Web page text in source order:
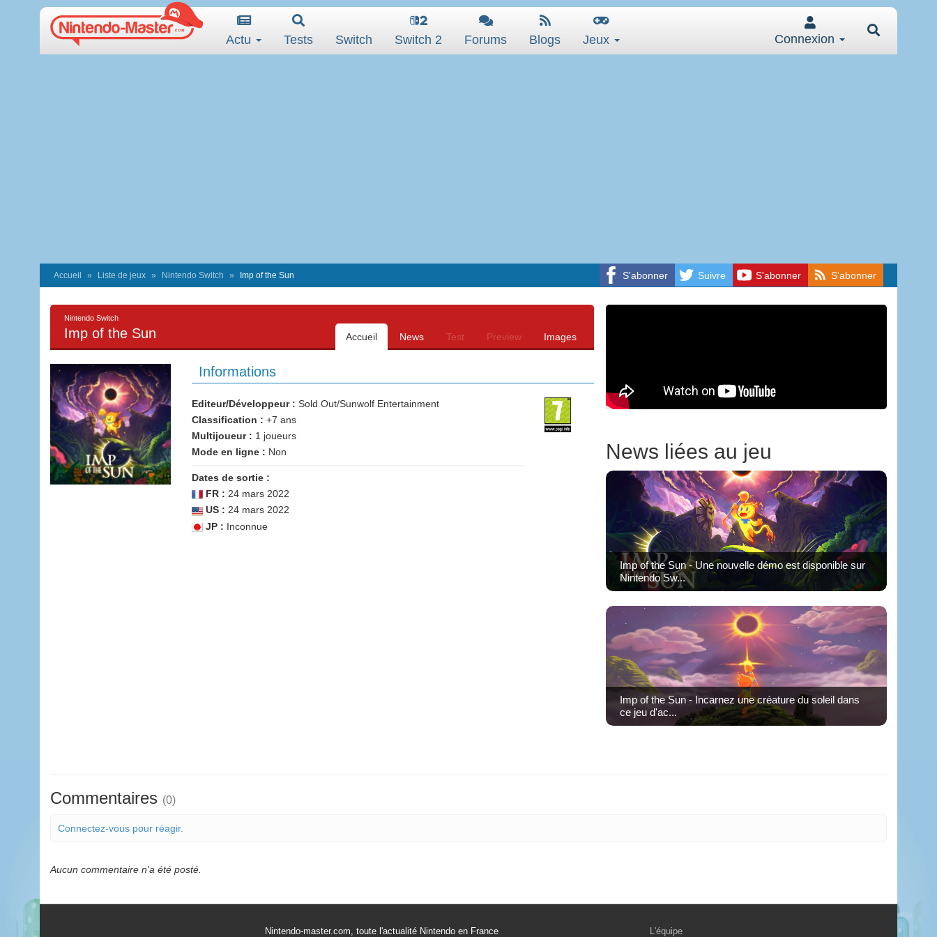
Actu Tests Switch Switch 2 Forums Blogs Jeux Connexion
S'abonner Suivre S'abonner S'abonner
Accueil Liste de jeux Nintendo Switch Imp of the Sun
Nintendo Switch
Imp of the Sun Accueil News Test Preview Images
Informations
Editeur/Développeur : Sold Out/Sunwolf Entertainment
Classification : +7 ans
Multijoueur : 1 joueurs
Mode en ligne : Non
Dates de sortie :
FR : 24 mars 2022
US : 24 mars 2022
JP : Inconnue
News liées au jeu
Imp of the Sun - Une nouvelle démo est disponible sur
Nintendo Sw...
Imp of the Sun - Incarnez une créature du soleil dans
ce jeu d'ac...
Commentaires (0)
Connectez-vous pour réagir.
Aucun commentaire n'a été posté.
Nintendo-master.com, toute l'actualité Nintendo en France L'équipe